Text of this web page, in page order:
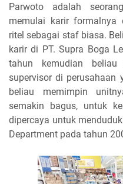
Parwoto adalah
memulai karir formalnya
ritel sebagai staf biasa.
karir di PT. Supra Boga
tahun kemudian beliau
supervisor di perusahaan
beliau memimpin
semakin bagus, untuk
dipercaya untuk
Department pada tahun